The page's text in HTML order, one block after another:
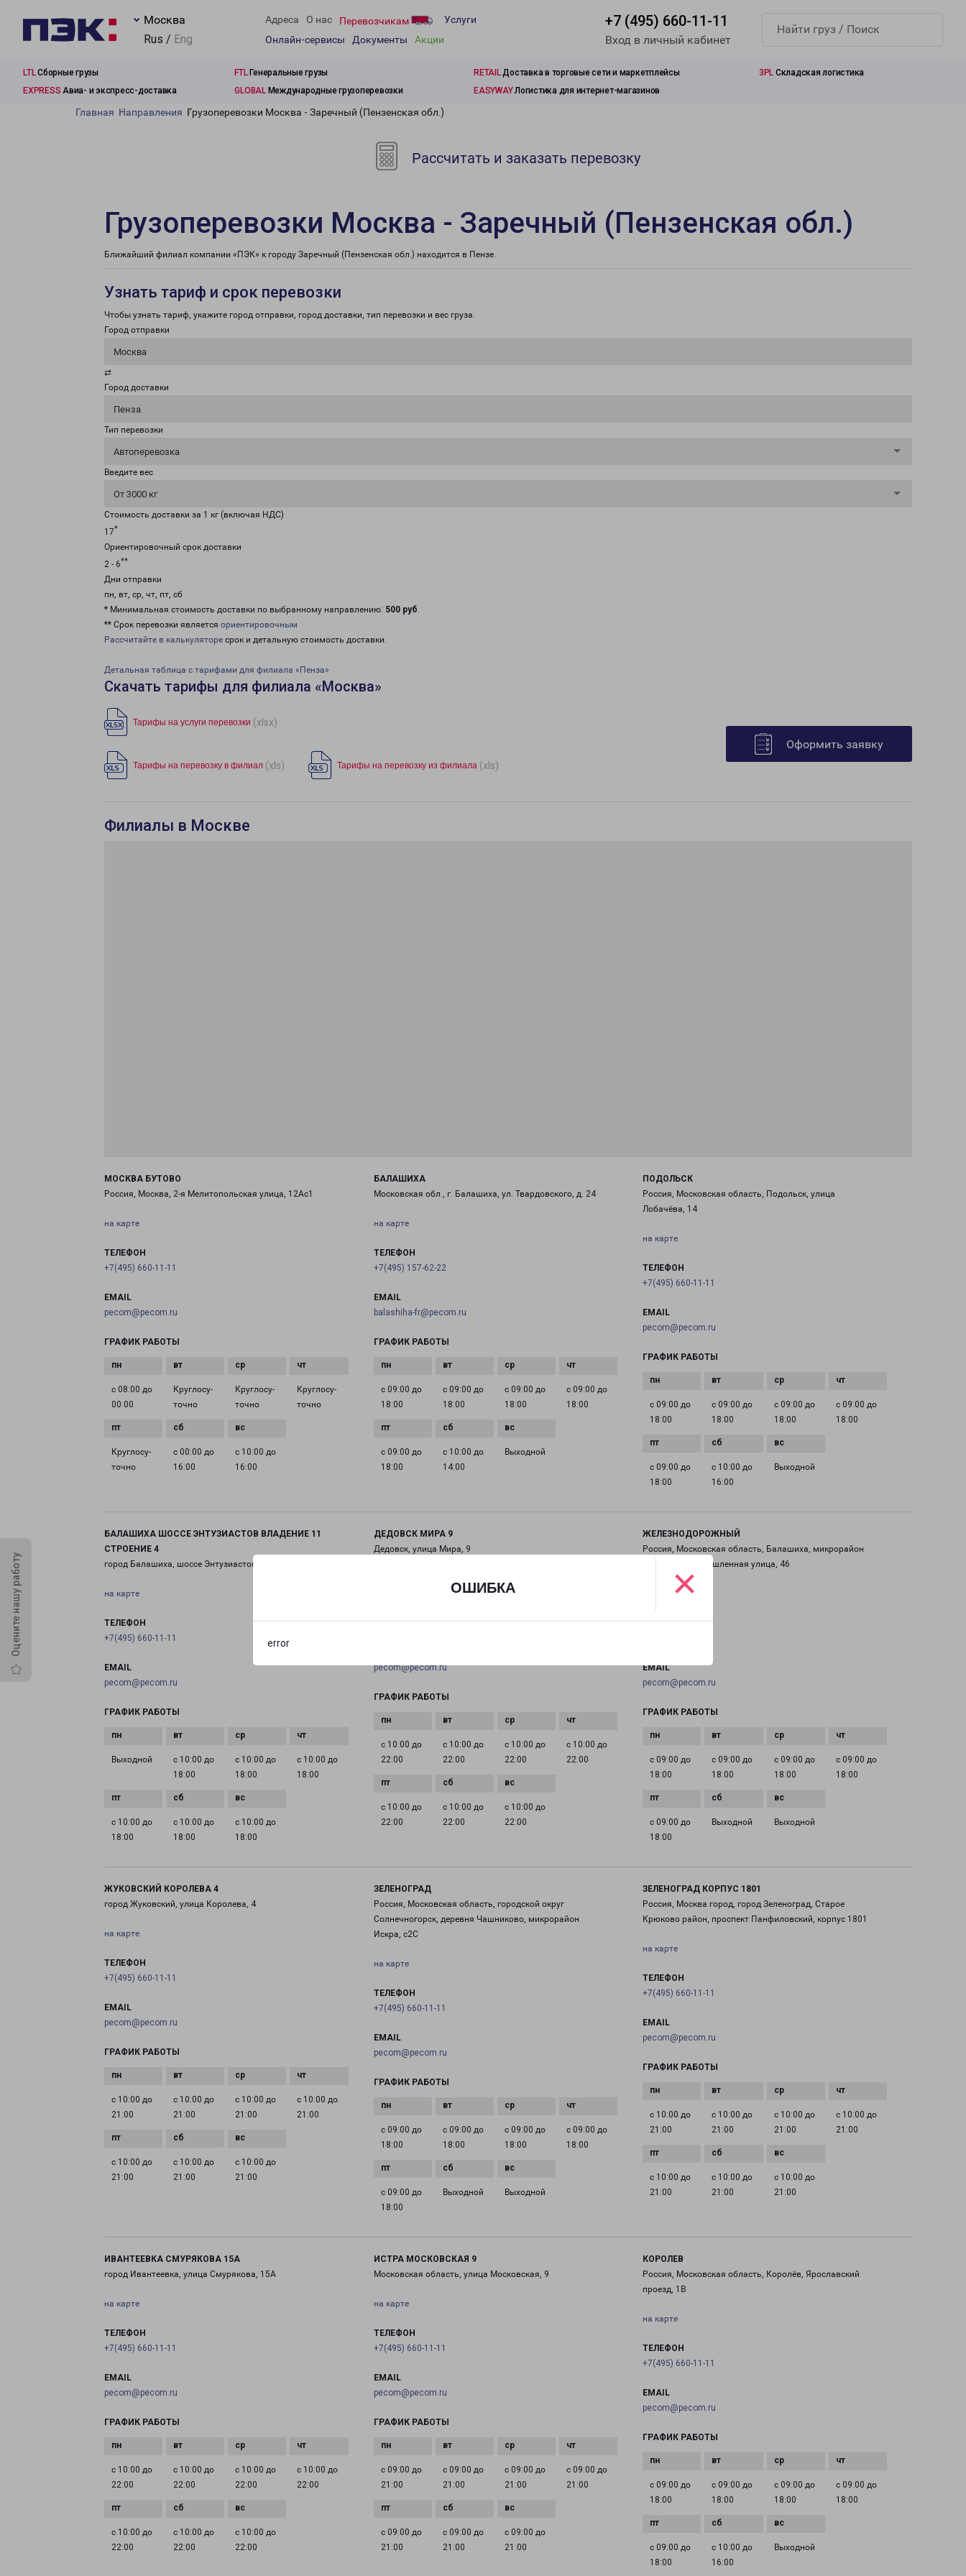
ОШИБКА
error
×
Москва
Rus / Eng
Адреса О нас Перевозчикам
Услуги
Онлайн-сервисы
Документы Акции
+7 (495) 660-11-11
Вход в личный кабинет
LTLСборные грузы FTLГенеральные грузы RETAILДоставка в торговые сети и маркетплейсы 3PL Складская логистика
EXPRESS Авиа- и экспресс-доставка GLOBALМеждународные грузоперевозки EASYWAYЛогистика для интернет-магазинов
Оцените нашу работу
Главная Направления Грузоперевозки Москва - Заречный (Пензенская обл.)
Рассчитать и заказать перевозку
Грузоперевозки Москва - Заречный (Пензенская обл.)
Ближайший филиал компании «ПЭК» к городу Заречный (Пензенская обл.) находится в Пензе.
Узнать тариф и срок перевозки
Чтобы узнать тариф, укажите город отправки, город доставки, тип перевозки и вес груза.
Город отправки
Москва
⇄
Город доставки
Пенза
Тип перевозки
Автоперевозка
Введите вес
От 3000 кг
Стоимость доставки за 1 кг (включая НДС)
17*
Ориентировочный срок доставки
2 - 6**
Дни отправки
пн, вт, ср, чт, пт, сб
* Минимальная стоимость доставки по выбранному направлению: 500 руб.
** Срок перевозки является ориентировочным
Рассчитайте в калькуляторе срок и детальную стоимость доставки.
Детальная таблица с тарифами для филиала «Пенза»
Скачать тарифы для филиала «Москва»
Тарифы на услуги перевозки (xlsx)
Тарифы на перевозку в филиал (xls) Тарифы на перевозку из филиала (xls)
Оформить заявку
Филиалы в Москве
МОСКВА БУТОВО
Россия, Москва, 2-я Мелитопольская улица, 12Ас1
на карте
ТЕЛЕФОН
+7(495) 660-11-11
EMAIL
pecom@pecom.ru
ГРАФИК РАБОТЫ
с 08:00 до
00:00
Круглосу­
точно
Круглосу­
точно
Круглосу­
точно
Круглосу­
точно
с 00:00 до
16:00
с 10:00 до
16:00
БАЛАШИХА
Московская обл., г. Балашиха, ул. Твардовского, д. 24
на карте
ТЕЛЕФОН
+7(495) 157-62-22
EMAIL
balashiha-fr@pecom.ru
ГРАФИК РАБОТЫ
с 09:00 до
18:00
с 09:00 до
18:00
с 09:00 до
18:00
с 09:00 до
18:00
с 09:00 до
18:00
с 10:00 до
14:00
Выходной
ПОДОЛЬСК
Россия, Московская область, Подольск, улица
Лобачёва, 14
на карте
ТЕЛЕФОН
+7(495) 660-11-11
EMAIL
pecom@pecom.ru
ГРАФИК РАБОТЫ
с 09:00 до
18:00
с 09:00 до
18:00
с 09:00 до
18:00
с 09:00 до
18:00
с 09:00 до
18:00
с 10:00 до
16:00
Выходной
БАЛАШИХА ШОССЕ ЭНТУЗИАСТОВ ВЛАДЕНИЕ 11
СТРОЕНИЕ 4
город Балашиха, шоссе Энтузиастов, 11 строение 4
на карте
ТЕЛЕФОН
+7(495) 660-11-11
EMAIL
pecom@pecom.ru
ГРАФИК РАБОТЫ
Выходной
с 10:00 до
18:00
с 10:00 до
18:00
с 10:00 до
18:00
с 10:00 до
18:00
с 10:00 до
18:00
с 10:00 до
18:00
ДЕДОВСК МИРА 9
Дедовск, улица Мира, 9
+7(495) 660-11-11
pecom@pecom.ru
ГРАФИК РАБОТЫ
с 10:00 до
22:00
с 10:00 до
22:00
с 10:00 до
22:00
с 10:00 до
22:00
с 10:00 до
22:00
с 10:00 до
22:00
с 10:00 до
22:00
ЖЕЛЕЗНОДОРОЖНЫЙ
Россия, Московская область, Балашиха, микрорайон
Саввино, Промышленная улица, 46
на карте
ТЕЛЕФОН
EMAIL
pecom@pecom.ru
ГРАФИК РАБОТЫ
с 09:00 до
18:00
с 09:00 до
18:00
с 09:00 до
18:00
с 09:00 до
18:00
с 09:00 до
18:00
Выходной Выходной
ЖУКОВСКИЙ КОРОЛЕВА 4
город Жуковский, улица Королева, 4
на карте
ТЕЛЕФОН
+7(495) 660-11-11
EMAIL
pecom@pecom.ru
ГРАФИК РАБОТЫ
с 10:00 до
21:00
с 10:00 до
21:00
с 10:00 до
21:00
с 10:00 до
21:00
с 10:00 до
21:00
с 10:00 до
21:00
с 10:00 до
21:00
ЗЕЛЕНОГРАД
Россия, Московская область, городской округ
Солнечногорск, деревня Чашниково, микрорайон
Искра, с2С
на карте
ТЕЛЕФОН
+7(495) 660-11-11
EMAIL
pecom@pecom.ru
ГРАФИК РАБОТЫ
с 09:00 до
18:00
с 09:00 до
18:00
с 09:00 до
18:00
с 09:00 до
18:00
с 09:00 до
18:00
Выходной Выходной
ЗЕЛЕНОГРАД КОРПУС 1801
Россия, Москва город, город Зеленоград, Старое
Крюково район, проспект Панфиловский, корпус 1801
на карте
ТЕЛЕФОН
+7(495) 660-11-11
EMAIL
pecom@pecom.ru
ГРАФИК РАБОТЫ
с 10:00 до
21:00
с 10:00 до
21:00
с 10:00 до
21:00
с 10:00 до
21:00
с 10:00 до
21:00
с 10:00 до
21:00
с 10:00 до
21:00
ИВАНТЕЕВКА СМУРЯКОВА 15А
город Ивантеевка, улица Смурякова, 15А
на карте
ТЕЛЕФОН
+7(495) 660-11-11
EMAIL
pecom@pecom.ru
ГРАФИК РАБОТЫ
с 10:00 до
22:00
с 10:00 до
22:00
с 10:00 до
22:00
с 10:00 до
22:00
с 10:00 до
22:00
с 10:00 до
22:00
с 10:00 до
22:00
ИСТРА МОСКОВСКАЯ 9
Московская область, улица Московская, 9
на карте
ТЕЛЕФОН
+7(495) 660-11-11
EMAIL
pecom@pecom.ru
ГРАФИК РАБОТЫ
с 09:00 до
21:00
с 09:00 до
21:00
с 09:00 до
21:00
с 09:00 до
21:00
с 09:00 до
21:00
с 09:00 до
21:00
с 09:00 до
21:00
КОРОЛЕВ
Россия, Московская область, Королёв, Ярославский
проезд, 1В
на карте
ТЕЛЕФОН
+7(495) 660-11-11
EMAIL
pecom@pecom.ru
ГРАФИК РАБОТЫ
с 09:00 до
18:00
с 09:00 до
18:00
с 09:00 до
18:00
с 09:00 до
18:00
с 09:00 до
18:00
с 10:00 до
16:00
Выходной